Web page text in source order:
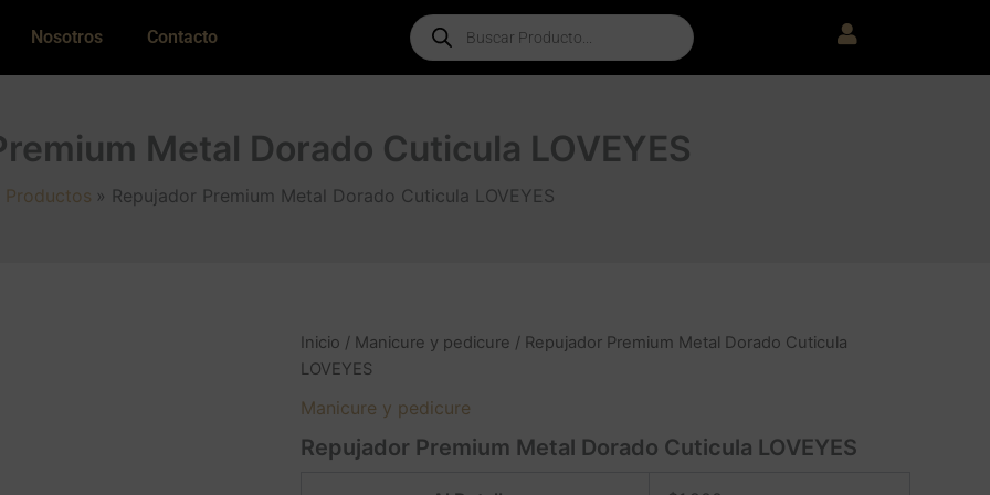
Nosotros Contacto
Products
search
Metal Dorado Cuticula LOVEYES
Productos Repujador Premium Metal Dorado Cuticula LOVEYES
Inicio / Manicure y pedicure / Repujador Premium Metal Dorado Cuticula
LOVEYES
Manicure y pedicure
Repujador Premium Metal Dorado Cuticula LOVEYES